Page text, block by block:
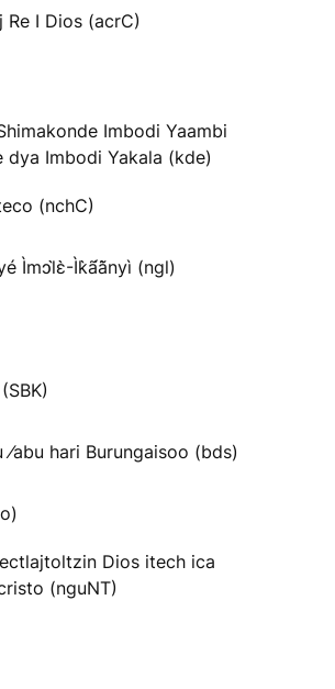
Re I Dios (acrC)
Imbodi Yaambi
dya Imbodi Yakala (kde)
(nchC)
Ìmↄl̀ɛ̀-Ìk̀ã́ã̀nyì (ngl)
⁄abu hari Burungaisoo (bds)
Dios itech ica
(nguNT)